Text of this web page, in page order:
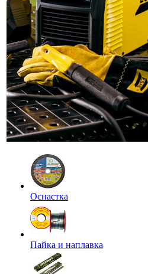
Оснастка
Пайка и наплавка